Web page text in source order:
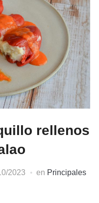
rellenos
2023 en Principales